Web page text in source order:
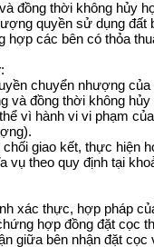
đồng thời không hủy
quyền sử dụng đất
hợp các bên có thỏa
:
chuyển nhượng
và đồng thời không
vì hành vi vi phạm
giao kết, thực hiện
vụ theo quy định tại
xác thực, hợp pháp
hợp đồng đặt cọc
giữa bên nhận đặt cọc